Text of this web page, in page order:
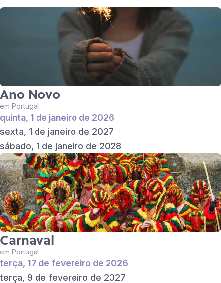
Ano Novo
em Portugal
quinta, 1 de janeiro de 2026
sexta, 1 de janeiro de 2027
sábado, 1 de janeiro de 2028
Carnaval
em Portugal
terça, 17 de fevereiro de 2026
terça, 9 de fevereiro de 2027